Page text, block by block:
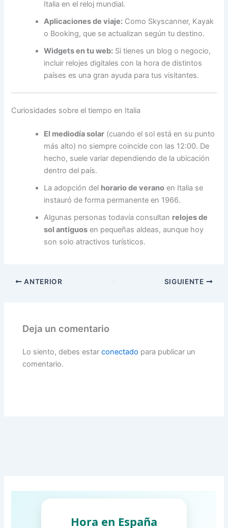
Italia en el reloj mundial.
Aplicaciones de viaje: Como Skyscanner, Kayak
o Booking, que se actualizan según tu destino.
Widgets en tu web: Si tienes un blog o negocio,
incluir relojes digitales con la hora de distintos
países es una gran ayuda para tus visitantes.
Curiosidades sobre el tiempo en Italia
El mediodía solar (cuando el sol está en su punto
más alto) no siempre coincide con las 12:00. De
hecho, suele variar dependiendo de la ubicación
dentro del país.
La adopción del horario de verano en Italia se
instauró de forma permanente en 1966.
Algunas personas todavía consultan relojes de
sol antiguos en pequeñas aldeas, aunque hoy
son solo atractivos turísticos.
ANTERIOR SIGUIENTE
Deja un comentario
Lo siento, debes estarconectado para publicar un
comentario.